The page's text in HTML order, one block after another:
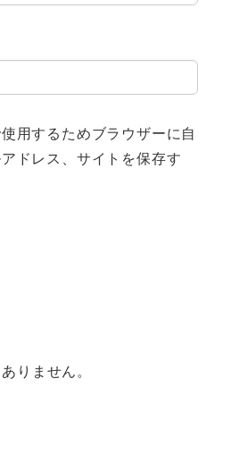
用するためブラウザーに自
ドレス、サイトを保存す
りません。